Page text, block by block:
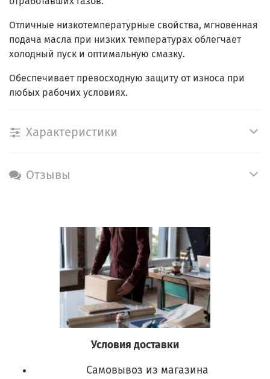
Отличные низкотемпературные свойства, мгновенная
подача масла при низких температурах облегчает
холодный пуск и оптимальную смазку.
Обеспечивает превосходную защиту от износа при
любых рабочих условиях.
Характеристики
Отзывы
Условия доставки
Самовывоз из магазина